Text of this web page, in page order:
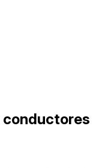
conductores